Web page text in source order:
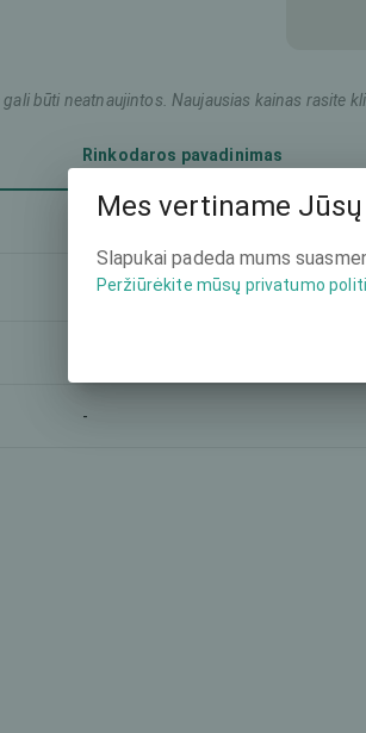
gali būti neatnaujintos. Naujausias kainas rasite
Rinkodaros pavadinimas
-
Mes vertiname
Slapukai padeda mums
Peržiūrėkite mūsų privatumo